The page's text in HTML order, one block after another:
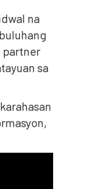
na
partner
sa